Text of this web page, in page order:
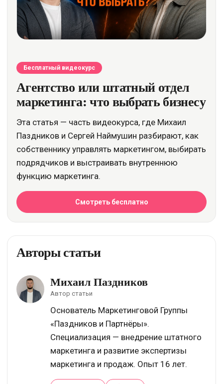
Бесплатный видеокурс
Агентство или штатный отдел
маркетинга: что выбрать бизнесу
Эта статья — часть видеокурса, где Михаил
Паздников и Сергей Наймушин разбирают, как
собственнику управлять маркетингом, выбирать
подрядчиков и выстраивать внутреннюю
функцию маркетинга.
Смотреть бесплатно
Авторы статьи
Михаил Паздников
Автор статьи
Основатель Маркетинговой Группы
«Паздников и Партнёры».
Специализация — внедрение штатного
маркетинга и развитие экспертизы
маркетинга и продаж. Опыт 16 лет.